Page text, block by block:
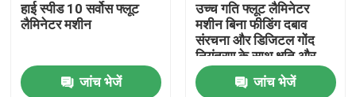
हाई स्पीड 10 सर्वोस फ्लूट
लैमिनेटर मशीन
जांच भेजें
उच्च गति फ्लूट लैमिनेटर
मशीन बिना फीडिंग दबाव
संरचना और डिजिटल गोंद
नियंत्रण के साथ क्षति और
गोंद अपशिष्ट को कम करने के
लिए
जांच भेजें